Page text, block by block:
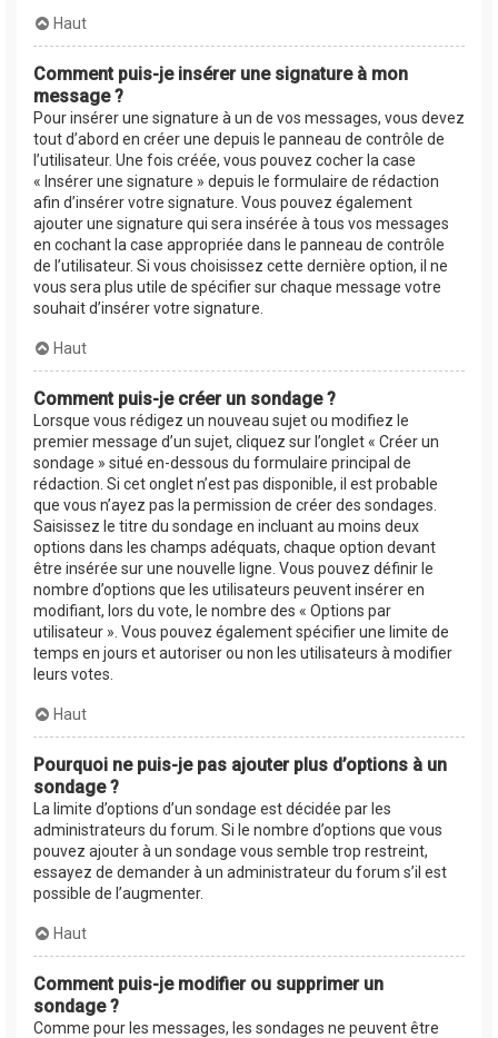
Haut
Comment puis-je insérer une signature à mon
message ?
Pour insérer une signature à un de vos messages, vous devez
tout d’abord en créer une depuis le panneau de contrôle de
l’utilisateur. Une fois créée, vous pouvez cocher la case
« Insérer une signature » depuis le formulaire de rédaction
afin d’insérer votre signature. Vous pouvez également
ajouter une signature qui sera insérée à tous vos messages
en cochant la case appropriée dans le panneau de contrôle
de l’utilisateur. Si vous choisissez cette dernière option, il ne
vous sera plus utile de spécifier sur chaque message votre
souhait d’insérer votre signature.
Haut
Comment puis-je créer un sondage ?
Lorsque vous rédigez un nouveau sujet ou modifiez le
premier message d’un sujet, cliquez sur l’onglet « Créer un
sondage » situé en-dessous du formulaire principal de
rédaction. Si cet onglet n’est pas disponible, il est probable
que vous n’ayez pas la permission de créer des sondages.
Saisissez le titre du sondage en incluant au moins deux
options dans les champs adéquats, chaque option devant
être insérée sur une nouvelle ligne. Vous pouvez définir le
nombre d’options que les utilisateurs peuvent insérer en
modifiant, lors du vote, le nombre des « Options par
utilisateur ». Vous pouvez également spécifier une limite de
temps en jours et autoriser ou non les utilisateurs à modifier
leurs votes.
Haut
Pourquoi ne puis-je pas ajouter plus d’options à un
sondage ?
La limite d’options d’un sondage est décidée par les
administrateurs du forum. Si le nombre d’options que vous
pouvez ajouter à un sondage vous semble trop restreint,
essayez de demander à un administrateur du forum s’il est
possible de l’augmenter.
Haut
Comment puis-je modifier ou supprimer un
sondage ?
Comme pour les messages, les sondages ne peuvent être